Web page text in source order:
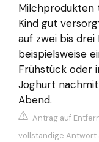
Milchprodukten
Kind gut
auf zwei bis
beispielsweise
Frühstück oder
Joghurt
Abend.
Antrag auf
vollständige Antwort